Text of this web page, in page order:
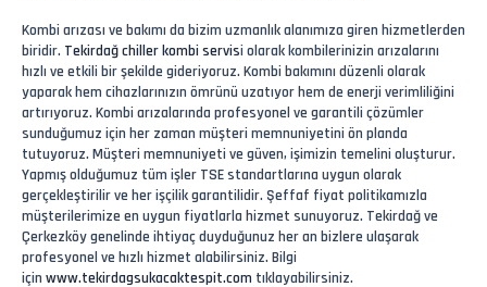
Kombi arızası ve bakımı da bizim uzmanlık alanımıza giren hizmetlerden
biridir. Tekirdağ chiller kombi servisi olarak kombilerinizin arızalarını
hızlı ve etkili bir şekilde gideriyoruz. Kombi bakımını düzenli olarak
yaparak hem cihazlarınızın ömrünü uzatıyor hem de enerji verimliliğini
artırıyoruz. Kombi arızalarında profesyonel ve garantili çözümler
sunduğumuz için her zaman müşteri memnuniyetini ön planda
tutuyoruz. Müşteri memnuniyeti ve güven, işimizin temelini oluşturur.
Yapmış olduğumuz tüm işler TSE standartlarına uygun olarak
gerçekleştirilir ve her işçilik garantilidir. Şeffaf fiyat politikamızla
müşterilerimize en uygun fiyatlarla hizmet sunuyoruz. Tekirdağ ve
Çerkezköy genelinde ihtiyaç duyduğunuz her an bizlere ulaşarak
profesyonel ve hızlı hizmet alabilirsiniz. Bilgi
için www.tekirdagsukacaktespit.com tıklayabilirsiniz.